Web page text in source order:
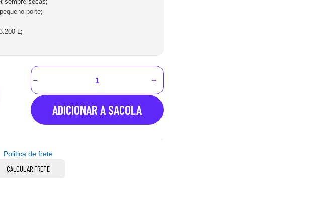
porte;
L;
ADICIONAR A SACOLA
Politica de frete
CALCULAR FRETE